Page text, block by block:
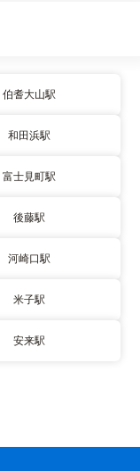
伯耆大山駅
和田浜駅
富士見町駅
後藤駅
河崎口駅
米子駅
安来駅